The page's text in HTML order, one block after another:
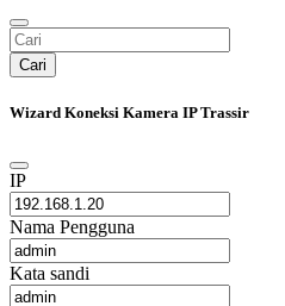
Cari
Wizard Koneksi Kamera IP Trassir
IP
Nama Pengguna
Kata sandi